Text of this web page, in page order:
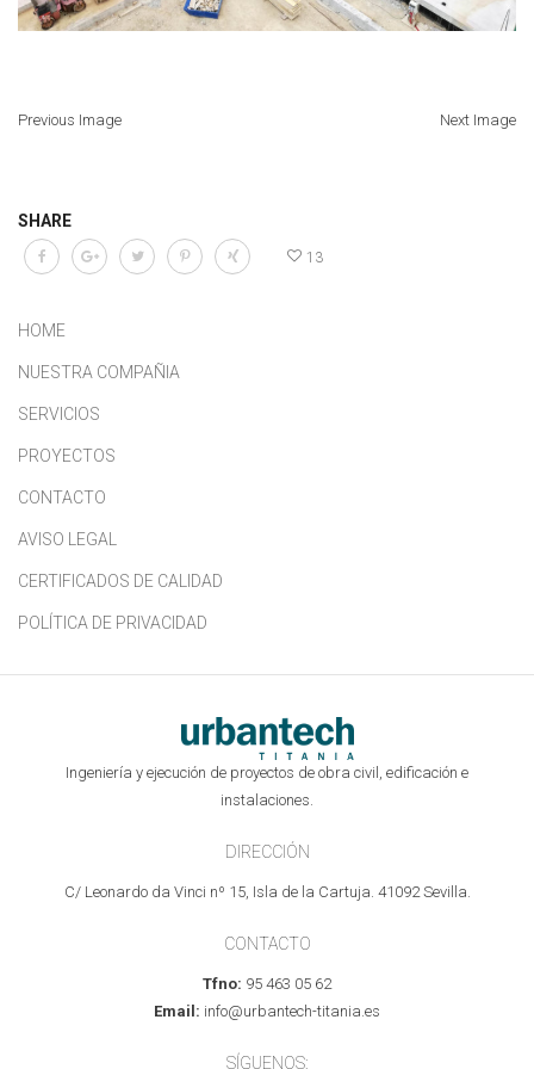
Previous Image Next Image
SHARE
13
HOME
NUESTRA COMPAÑIA
SERVICIOS
PROYECTOS
CONTACTO
AVISO LEGAL
CERTIFICADOS DE CALIDAD
POLÍTICA DE PRIVACIDAD
Ingeniería y ejecución de proyectos de obra civil, edificación e
instalaciones.
DIRECCIÓN
C/ Leonardo da Vinci nº 15, Isla de la Cartuja. 41092 Sevilla.
CONTACTO
Tfno: 95 463 05 62
Email: info@urbantech-titania.es
SÍGUENOS: